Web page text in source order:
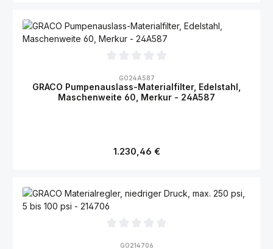
GO24A587
GRACO Pumpenauslass-Materialfilter, Edelstahl,
Maschenweite 60, Merkur - 24A587
Regulärer Preis:
1.230,46 €
GO214706